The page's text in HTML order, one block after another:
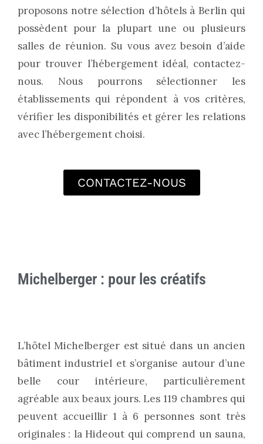
proposons notre sélection d’hôtels à Berlin qui
possèdent pour la plupart une ou plusieurs
salles de réunion. Su vous avez besoin d’aide
pour trouver l’hébergement idéal, contactez-
nous. Nous pourrons sélectionner les
établissements qui répondent à vos critères,
vérifier les disponibilités et gérer les relations
avec l’hébergement choisi.
CONTACTEZ-NOUS
Michelberger : pour les créatifs
L’hôtel Michelberger est situé dans un ancien
bâtiment industriel et s’organise autour d’une
belle cour intérieure, particulièrement
agréable aux beaux jours. Les 119 chambres qui
peuvent accueillir 1 à 6 personnes sont très
originales : la Hideout qui comprend un sauna,